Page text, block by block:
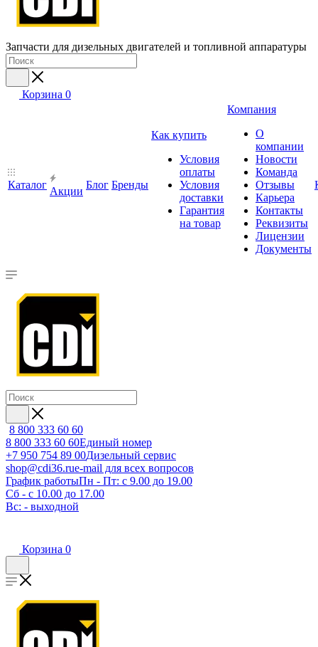
Запчасти для дизельных двигателей и топливной аппаратуры
Корзина 0
Каталог
Акции
Блог Бренды
Как купить
Условия
оплаты
Условия
доставки
Гарантия
на товар
Компания
О
компании
Новости
Команда
Отзывы
Карьера
Контакты
Реквизиты
Лицензии
Документы
8 800 333 60 60
8 800 333 60 60Единый номер
+7 950 754 89 00Дизельный сервис
shop@cdi36.rue-mail для всех вопросов
График работыПн - Пт: с 9.00 до 19.00
Сб - с 10.00 до 17.00
Вс: - выходной
Корзина 0